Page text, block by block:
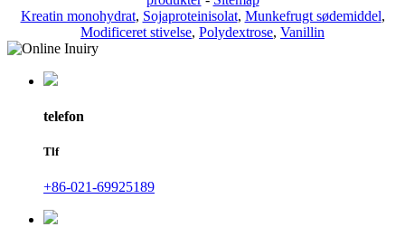
Kreatin monohydrat, Sojaproteinisolat, Munkefrugt sødemiddel,
Modificeret stivelse, Polydextrose, Vanillin
telefon
Tlf
+86-021-69925189